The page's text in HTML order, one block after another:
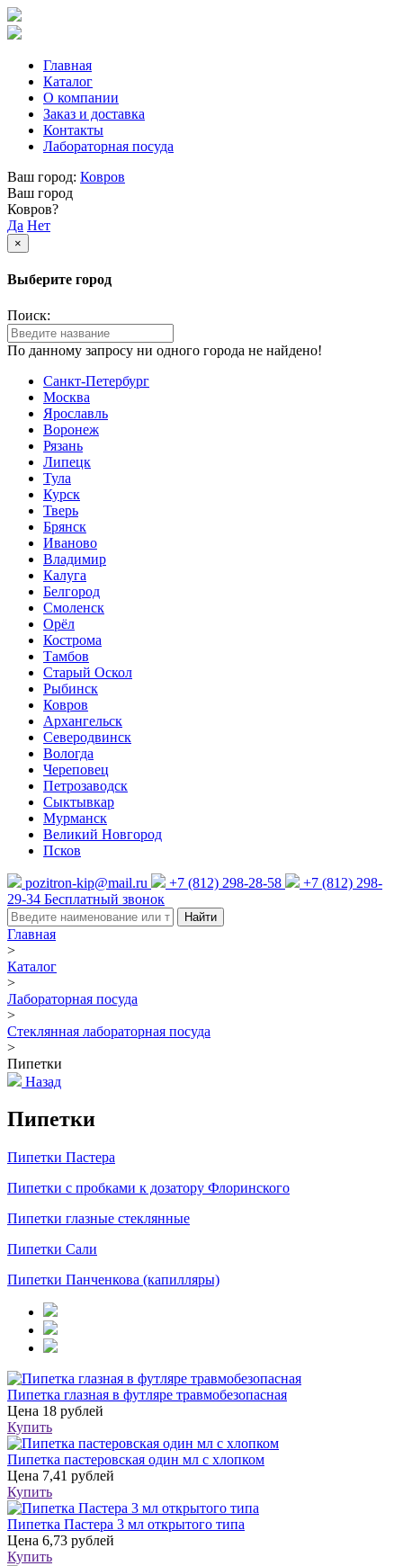
Главная
Каталог
О компании
Заказ и доставка
Контакты
Лабораторная посуда
Ваш город: Ковров
Ваш город
Ковров?
Да Нет
×
Выберите город
Поиск:
По данному запросу ни одного города не найдено!
Санкт-Петербург
Москва
Ярославль
Воронеж
Рязань
Липецк
Тула
Курск
Тверь
Брянск
Иваново
Владимир
Калуга
Белгород
Смоленск
Орёл
Кострома
Тамбов
Старый Оскол
Рыбинск
Ковров
Архангельск
Северодвинск
Вологда
Череповец
Петрозаводск
Сыктывкар
Мурманск
Великий Новгород
Псков
pozitron-kip@mail.ru +7 (812) 298-28-58
+7 (812) 298-
29-34 Бесплатный звонок
Найти
Главная
>
Каталог
>
Лабораторная посуда
>
Стеклянная лабораторная посуда
>
Пипетки
Назад
Пипетки
Пипетки Пастера
Пипетки с пробками к дозатору Флоринского
Пипетки глазные стеклянные
Пипетки Сали
Пипетки Панченкова (капилляры)
Пипетка глазная в футляре травмобезопасная
Цена 18 рублей
Купить
Пипетка пастеровская один мл с хлопком
Цена 7,41 рублей
Купить
Пипетка Пастера 3 мл открытого типа
Цена 6,73 рублей
Купить